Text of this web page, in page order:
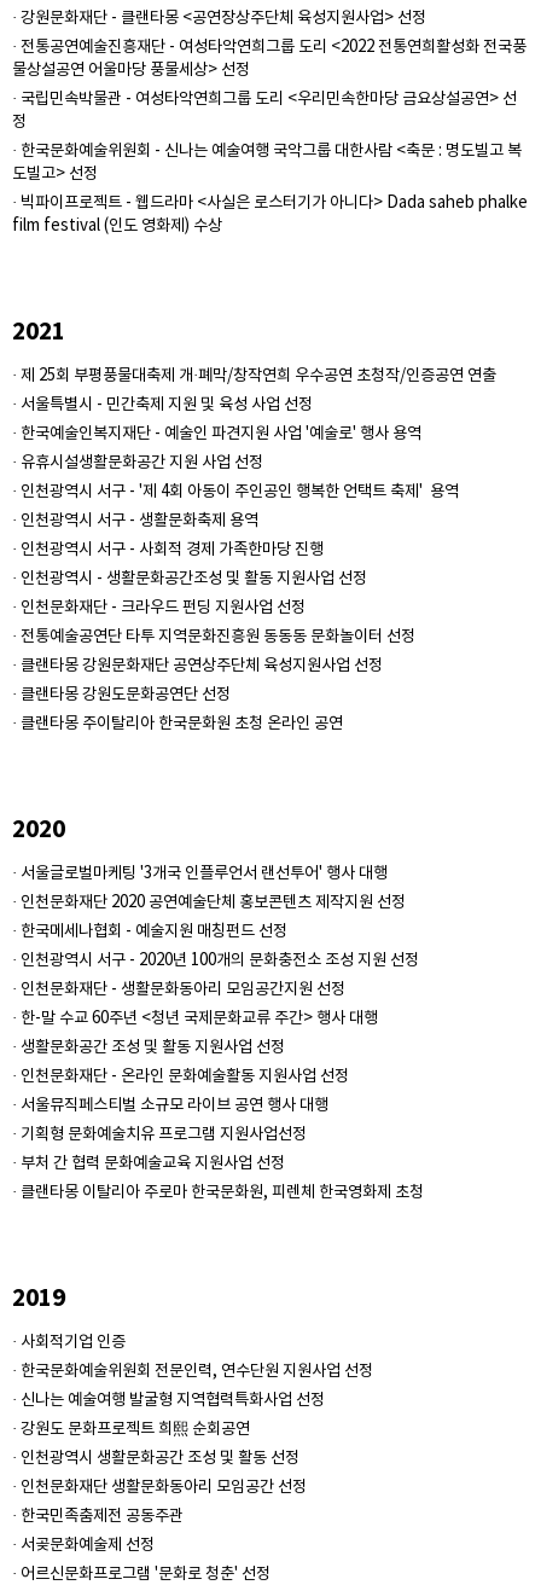
· 강원문화재단 - 클랜타몽 <공연장상주단체 육성지원사업> 선정
· 전통공연예술진흥재단 - 여성타악연희그룹 도리 <2022 전통연희활성화 전국풍
물상설공연 어울마당 풍물세상> 선정
· 국립민속박물관 - 여성타악연희그룹 도리 <우리민속한마당 금요상설공연> 선
정
· 한국문화예술위원회 - 신나는 예술여행 국악그룹 대한사람 <축문 : 명도빌고 복
도빌고> 선정
· 빅파이프로젝트 - 웹드라마 <사실은 로스터기가 아니다> Dada saheb phalke
film festival (인도 영화제) 수상
2021
· 제 25회 부평풍물대축제 개·폐막/창작연희 우수공연 초청작/인증공연 연출
· 서울특별시 - 민간축제 지원 및 육성 사업 선정
· 한국예술인복지재단 - 예술인 파견지원 사업 '예술로' 행사 용역
· 유휴시설생활문화공간 지원 사업 선정
· 인천광역시 서구 - '제 4회 아동이 주인공인 행복한 언택트 축제' 용역
· 인천광역시 서구 - 생활문화축제 용역
· 인천광역시 서구 - 사회적 경제 가족한마당 진행
· 인천광역시 - 생활문화공간조성 및 활동 지원사업 선정
· 인천문화재단 - 크라우드 펀딩 지원사업 선정
· 전통예술공연단 타투 지역문화진흥원 동동동 문화놀이터 선정
· 클랜타몽 강원문화재단 공연상주단체 육성지원사업 선정
· 클랜타몽 강원도문화공연단 선정
· 클랜타몽 주이탈리아 한국문화원 초청 온라인 공연
2020
· 서울글로벌마케팅 '3개국 인플루언서 랜선투어' 행사 대행
· 인천문화재단 2020 공연예술단체 홍보콘텐츠 제작지원 선정
· 한국메세나협회 - 예술지원 매칭펀드 선정
· 인천광역시 서구 - 2020년 100개의 문화충전소 조성 지원 선정
· 인천문화재단 - 생활문화동아리 모임공간지원 선정
· 한-말 수교 60주년 <청년 국제문화교류 주간> 행사 대행
· 생활문화공간 조성 및 활동 지원사업 선정
· 인천문화재단 - 온라인 문화예술활동 지원사업 선정
· 서울뮤직페스티벌 소규모 라이브 공연 행사 대행
· 기획형 문화예술치유 프로그램 지원사업선정
· 부처 간 협력 문화예술교육 지원사업 선정
· 클랜타몽 이탈리아 주로마 한국문화원, 피렌체 한국영화제 초청
2019
· 사회적기업 인증
· 한국문화예술위원회 전문인력, 연수단원 지원사업 선정
· 신나는 예술여행 발굴형 지역협력특화사업 선정
· 강원도 문화프로젝트 희熙 순회공연
· 인천광역시 생활문화공간 조성 및 활동 선정
· 인천문화재단 생활문화동아리 모임공간 선정
· 한국민족춤제전 공동주관
· 서곶문화예술제 선정
· 어르신문화프로그램 '문화로 청춘' 선정